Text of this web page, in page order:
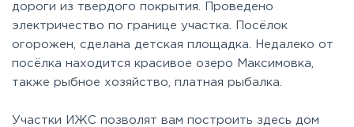
дороги из твердого покрытия. Проведено
электричество по границе участка. Посёлок
огорожен, сделана детская площадка. Недалеко от
посёлка находится красивое озеро Максимовка,
также рыбное хозяйство, платная рыбалка.
Участки ИЖС позволят вам построить здесь дом